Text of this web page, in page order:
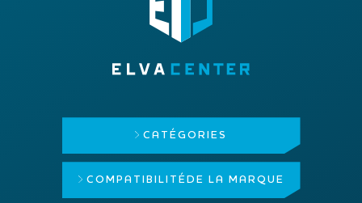
CATÉGORIES
COMPATIBILITÉ DE LA MARQUE